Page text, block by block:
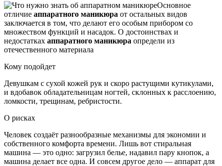
Основное
отличие аппаратного маникюра от остальных видов
заключается в том, что делают его особым прибором со
множеством функций и насадок. О достоинствах и
недостатках аппаратного маникюра определи из
отечественного материала
Кому подойдет
Девушкам с сухой кожей рук и скоро растущими кутикулами,
и вдобавок обладательницам ногтей, склонных к расслоению,
ломкости, трещинам, ребристости.
О рисках
Человек создаёт разнообразные механизмы для экономии и
собственного комфорта времени. Лишь вот стиральная
машина — это одно: загрузил белье, надавил пару кнопок, а
машина делает все одна. И совсем другое дело — аппарат для